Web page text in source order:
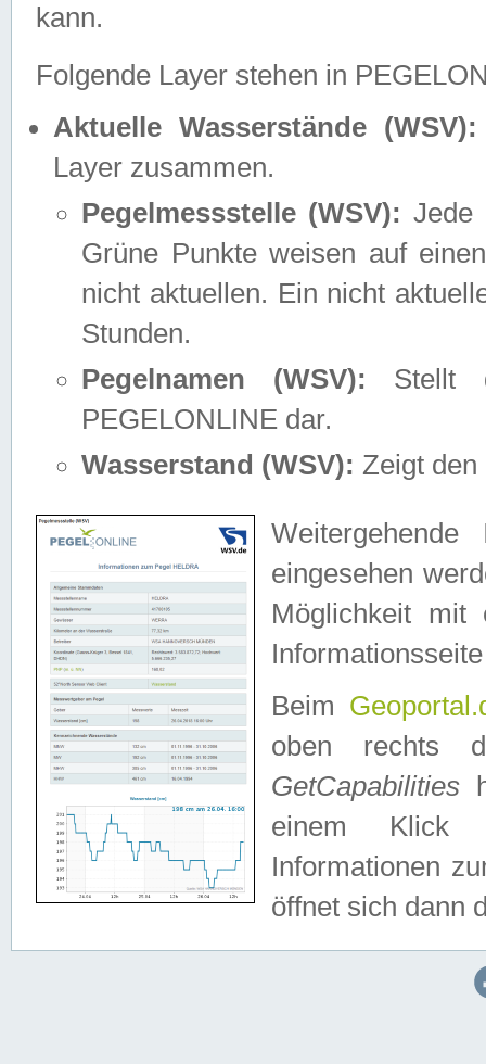
kann.
Folgende Layer stehen in
Aktuelle Wasserstände (WSV):
Layer zusammen.
Pegelmessstelle (WSV): Jede
Grüne Punkte weisen auf
nicht aktuellen. Ein nicht
Stunden.
Pegelnamen (WSV): Stellt
PEGELONLINE dar.
Wasserstand (WSV): Zeigt den
eingesehen
Möglichkeit mit
Beim
oben rechts
GetCapabilities
einem Klick
Informationen
öffnet sich dann